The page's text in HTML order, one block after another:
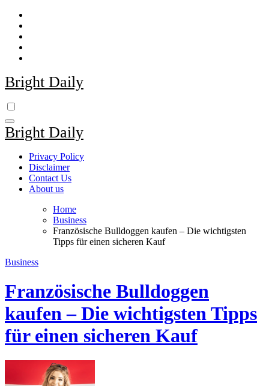
Skip
content
Bright Daily
Bright Daily
Privacy Policy
Disclaimer
Contact Us
About us
Home
Business
Französische Bulldoggen kaufen – Die wichtigsten
Tipps für einen sicheren Kauf
Business
Französische Bulldoggen
kaufen – Die wichtigsten Tipps
für einen sicheren Kauf